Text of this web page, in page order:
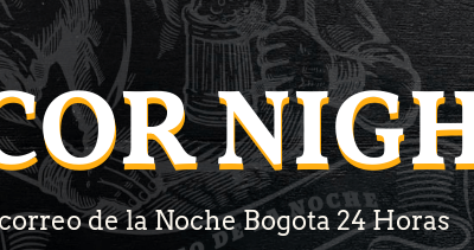
de la Noche Bogota 24 Horas